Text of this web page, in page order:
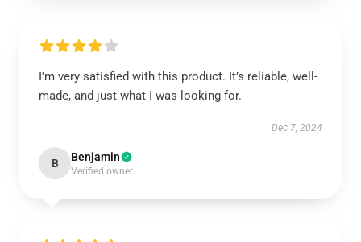
I’m very satisfied with this product. It’s reliable, well-
made, and just what I was looking for.
Dec 7, 2024
B Benjamin
Verified owner